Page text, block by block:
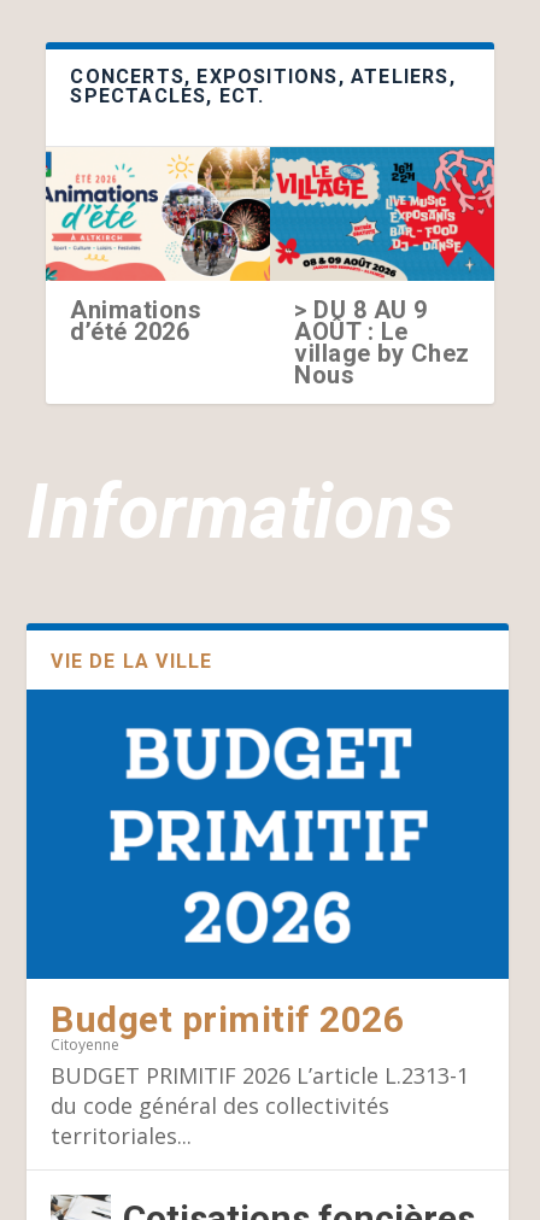
CONCERTS, EXPOSITIONS, ATELIERS,
SPECTACLES, ECT.
Animations
d’été 2026
> DU 8 AU 9
AOÛT : Le
village by Chez
Nous
Informations
VIE DE LA VILLE
Budget primitif 2026
Citoyenne
BUDGET PRIMITIF 2026 L’article L.2313-1
du code général des collectivités
territoriales...